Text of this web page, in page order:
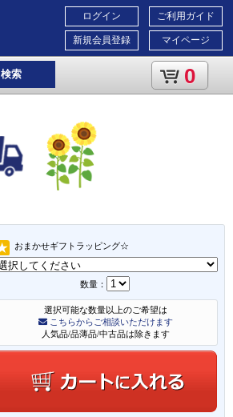
ご利用ガイド
マイページ
ログイン
新規会員登録
検索 0
おまかせギフトラッピング☆
数量：
選択可能な数量以上のご希望は
こちらからご相談いただけます
人気品/品薄品/中古品は除きます